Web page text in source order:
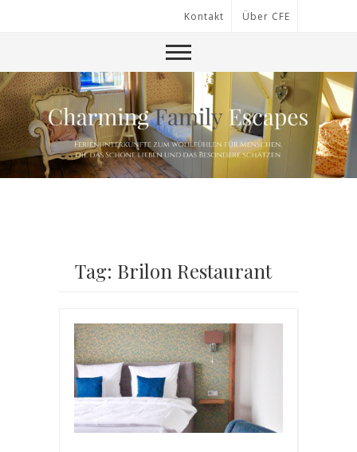
Kontakt Über CFE
Tag: Brilon Restaurant